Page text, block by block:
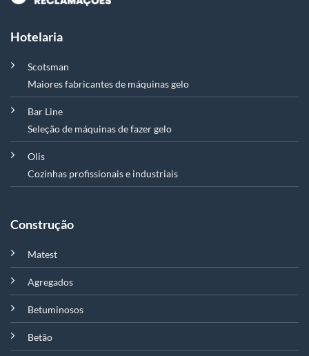
Hotelaria
Scotsman
Maiores fabricantes de máquinas gelo
Bar Line
Seleção de máquinas de fazer gelo
Olis
Cozinhas profissionais e industriais
Construção
Matest
Agregados
Betuminosos
Betão